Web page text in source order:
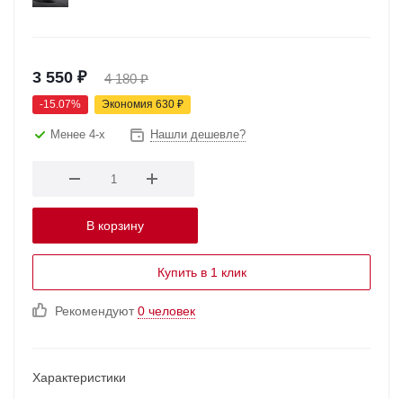
3 550 ₽ 4 180₽
-15.07% Экономия 630 ₽
Менее 4-х Нашли дешевле?
В корзину
Купить в 1 клик
Рекомендуют0 человек
Характеристики